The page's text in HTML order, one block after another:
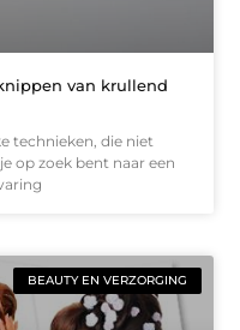
van krullend
technieken, die niet
op zoek bent naar een
BEAUTY EN VERZORGING